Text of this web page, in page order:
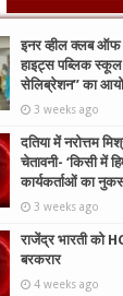
इनर व्हील क्लब ऑफ
हाइट्स पब्लिक स्कूल
सेलिब्रेशन” का
3 weeks ago
दतिया में नरोत्तम
चेतावनी- ‘किसी में
कार्यकर्ताओं का
3 weeks ago
राजेंद्र भारती को
बरकरार
4 weeks ago